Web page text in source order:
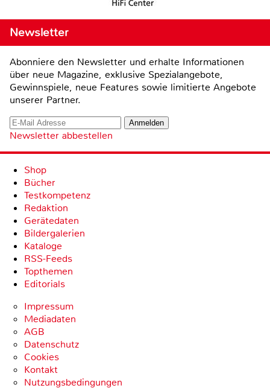
Newsletter
Abonniere den Newsletter und erhalte Informationen
über neue Magazine, exklusive Spezialangebote,
Gewinnspiele, neue Features sowie limitierte Angebote
unserer Partner.
Newsletter abbestellen
Shop
Bücher
Testkompetenz
Redaktion
Gerätedaten
Bildergalerien
Kataloge
RSS-Feeds
Topthemen
Editorials
Impressum
Mediadaten
AGB
Datenschutz
Cookies
Kontakt
Nutzungsbedingungen